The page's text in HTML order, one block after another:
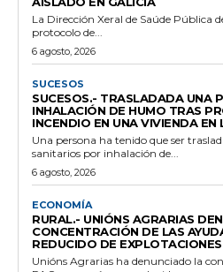
La Dirección Xeral de Saúde Pública
protocolo de...
6 agosto, 2026
SUCESOS
SUCESOS.- TRASLADADA UNA
INHALACIÓN DE HUMO TRAS
INCENDIO EN UNA VIVIENDA EN
Una persona ha tenido que ser
sanitarios por inhalación de...
6 agosto, 2026
ECONOMÍA
RURAL.- UNIÓNS AGRARIAS
CONCENTRACIÓN DE LAS
REDUCIDO DE EXPLOTACIONES
Unións Agrarias ha denunciado la